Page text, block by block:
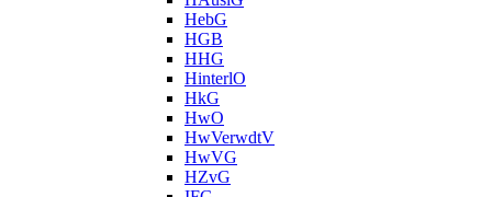
HebG
HGB
HHG
HinterlO
HkG
HwO
HwVerwdtV
HwVG
HZvG